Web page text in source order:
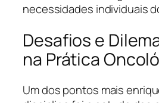
necessidades individuais
Desafios e
na Prática
Um dos pontos mais